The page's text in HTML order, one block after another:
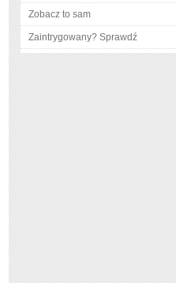
Zobacz to sam
Zaintrygowany? Sprawdź